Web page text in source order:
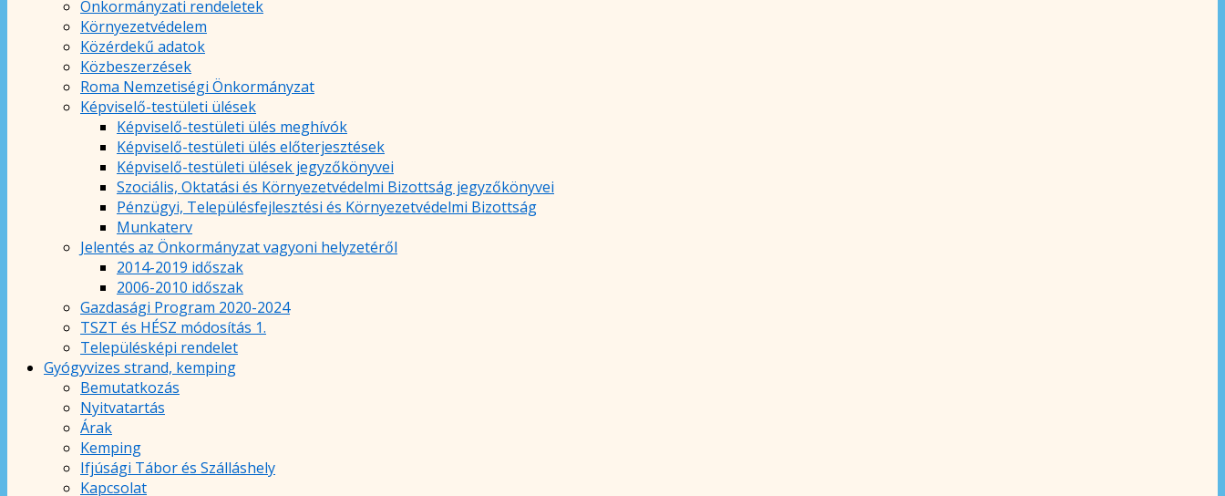
Önkormányzati rendeletek
Környezetvédelem
Közérdekű adatok
Közbeszerzések
Roma Nemzetiségi Önkormányzat
Képviselő-testületi ülések
Képviselő-testületi ülés meghívók
Képviselő-testületi ülés előterjesztések
Képviselő-testületi ülések jegyzőkönyvei
Szociális, Oktatási és Környezetvédelmi Bizottság jegyzőkönyvei
Pénzügyi, Településfejlesztési és Környezetvédelmi Bizottság
Munkaterv
Jelentés az Önkormányzat vagyoni helyzetéről
2014-2019 időszak
2006-2010 időszak
Gazdasági Program 2020-2024
TSZT és HÉSZ módosítás 1.
Településképi rendelet
Gyógyvizes strand, kemping
Bemutatkozás
Nyitvatartás
Árak
Kemping
Ifjúsági Tábor és Szálláshely
Kapcsolat